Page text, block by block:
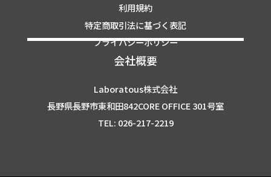
利用規約
特定商取引法に基づく表記
プライバシーポリシー
会社概要
Laboratous株式会社
長野県長野市東和田842CORE OFFICE 301号室
TEL: 026-217-2219